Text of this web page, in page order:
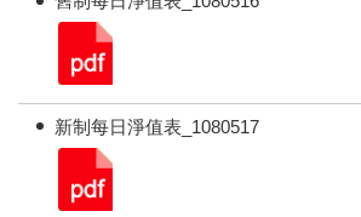
新制每日淨值表_1080517